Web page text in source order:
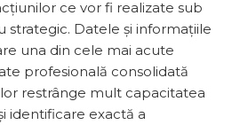
ce vor fi realizate sub
strategic. Datele și informațiile
una din cele mai acute
profesională consolidată
restrânge mult capacitatea
identificare exactă a